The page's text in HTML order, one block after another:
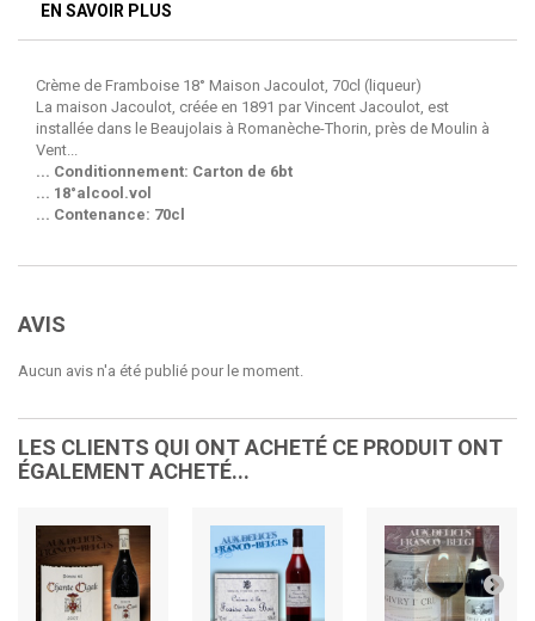
EN SAVOIR PLUS
Crème de Framboise 18° Maison Jacoulot, 70cl (liqueur)
La maison Jacoulot, créée en 1891 par Vincent Jacoulot, est
installée dans le Beaujolais à Romanèche-Thorin, près de Moulin à
Vent...
... Conditionnement: Carton de 6bt
... 18°alcool.vol
... Contenance: 70cl
AVIS
Aucun avis n'a été publié pour le moment.
LES CLIENTS QUI ONT ACHETÉ CE PRODUIT ONT
ÉGALEMENT ACHETÉ...